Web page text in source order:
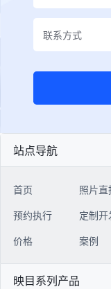
站点导航
首页
预约执行
价格
照片直
定制开
案例
映目系列产品